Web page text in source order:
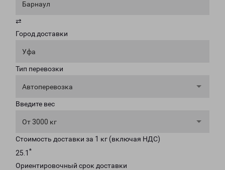
Барнаул
⇄
Город доставки
Уфа
Тип перевозки
Автоперевозка
Введите вес
От 3000 кг
Стоимость доставки за 1 кг (включая НДС)
25.1 *
Ориентировочный срок доставки